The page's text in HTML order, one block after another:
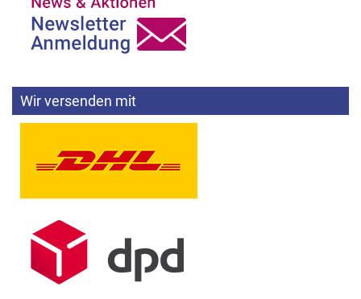
Wir versenden mit